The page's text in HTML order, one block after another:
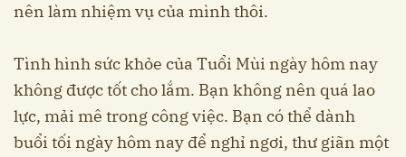
nên làm nhiệm vụ của mình thôi.
Tình hình sức khỏe của Tuổi Mùi ngày hôm nay
không được tốt cho lắm. Bạn không nên quá lao
lực, mải mê trong công việc. Bạn có thể dành
buổi tối ngày hôm nay để nghỉ ngơi, thư giãn một